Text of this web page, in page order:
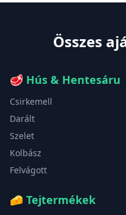
Összes
🥩 Hús & Hentesáru
Csirkemell
Darált
Szelet
Kolbász
Felvágott
🧀 Tejtermékek